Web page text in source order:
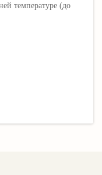
температуре (до